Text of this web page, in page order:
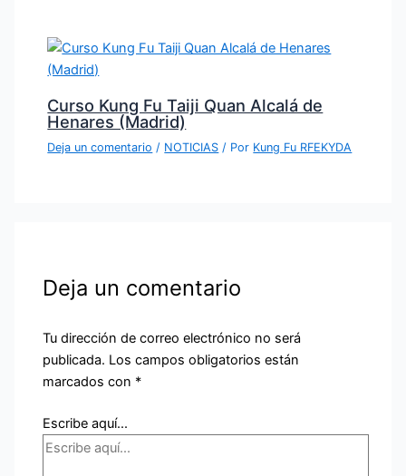
Curso Kung Fu Taiji Quan Alcalá de
Henares (Madrid)
Deja un comentario / NOTICIAS / Por Kung Fu RFEKYDA
Deja un comentario
Tu dirección de correo electrónico no será
publicada. Los campos obligatorios están
marcados con *
Escribe aquí...